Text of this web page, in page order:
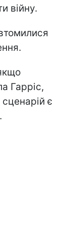
війну.
Гарріс,
сценарій є